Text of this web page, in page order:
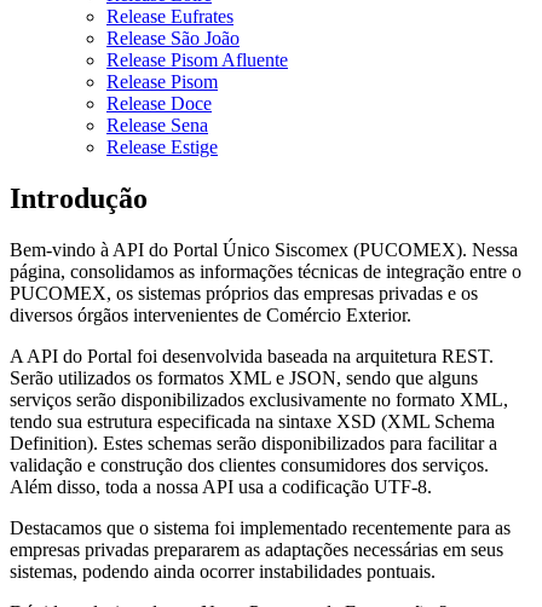
Release Eufrates
Release São João
Release Pisom Afluente
Release Pisom
Release Doce
Release Sena
Release Estige
Introdução
Bem-vindo à API do Portal Único Siscomex (PUCOMEX). Nessa
página, consolidamos as informações técnicas de integração entre o
PUCOMEX, os sistemas próprios das empresas privadas e os
diversos órgãos intervenientes de Comércio Exterior.
A API do Portal foi desenvolvida baseada na arquitetura REST.
Serão utilizados os formatos XML e JSON, sendo que alguns
serviços serão disponibilizados exclusivamente no formato XML,
tendo sua estrutura especificada na sintaxe XSD (XML Schema
Definition). Estes schemas serão disponibilizados para facilitar a
validação e construção dos clientes consumidores dos serviços.
Além disso, toda a nossa API usa a codificação UTF-8.
Destacamos que o sistema foi implementado recentemente para as
empresas privadas prepararem as adaptações necessárias em seus
sistemas, podendo ainda ocorrer instabilidades pontuais.